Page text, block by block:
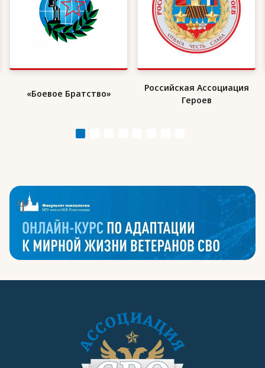
«Боевое Братство»
Российская Ассоциация
Героев